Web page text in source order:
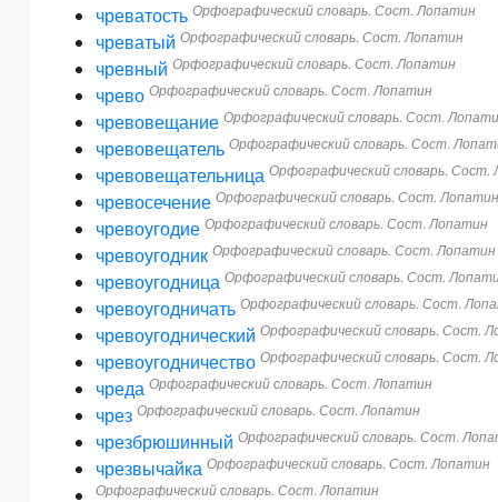
чреватость Орфографический словарь. Сост. Лопатин
чреватый Орфографический словарь. Сост. Лопатин
чревный Орфографический словарь. Сост. Лопатин
чрево Орфографический словарь. Сост. Лопатин
чревовещание Орфографический словарь. Сост.
чревовещатель Орфографический словарь. Сост.
чревовещательница Орфографический словарь. Сост.
чревосечение Орфографический словарь. Сост.
чревоугодие Орфографический словарь. Сост. Лопатин
чревоугодник Орфографический словарь. Сост. Лопатин
чревоугодница Орфографический словарь. Сост.
чревоугодничать Орфографический словарь. Сост.
чревоугоднический Орфографический словарь. Сост.
чревоугодничество Орфографический словарь. Сост.
чреда Орфографический словарь. Сост. Лопатин
чрез Орфографический словарь. Сост. Лопатин
чрезбрюшинный Орфографический словарь. Сост.
чрезвычайка Орфографический словарь. Сост. Лопатин
Орфографический словарь. Сост. Лопатин